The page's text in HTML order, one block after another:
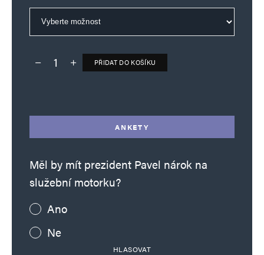
Deník TO – verze bez reklam množství
PŘIDAT DO KOŠÍKU
ANKETY
Měl by mít prezident Pavel nárok na
služební motorku?
Ano
Ne
HLASOVAT